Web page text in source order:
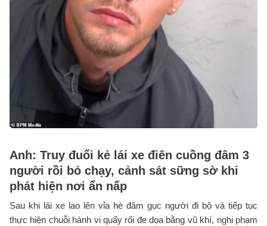
Anh: Truy đuổi kẻ lái xe điên cuồng đâm 3
người rồi bỏ chạy, cảnh sát sững sờ khi
phát hiện nơi ẩn nấp
Sau khi lái xe lao lên vỉa hè đâm gục người đi bộ và tiếp tục
thực hiện chuỗi hành vi quấy rối đe dọa bằng vũ khí, nghi phạm